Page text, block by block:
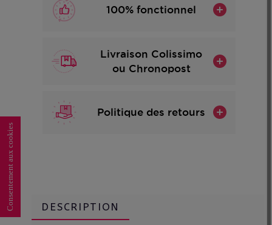
100% fonctionnel
Livraison Colissimo
ou Chronopost
Politique des retours
DESCRIPTION
Consentement aux cookies